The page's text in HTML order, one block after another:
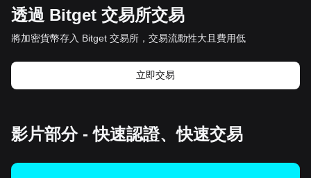
透過 Bitget 交易所交易
將加密貨幣存入 Bitget 交易所，交易流動性大且費用低
立即交易
影片部分 - 快速認證、快速交易